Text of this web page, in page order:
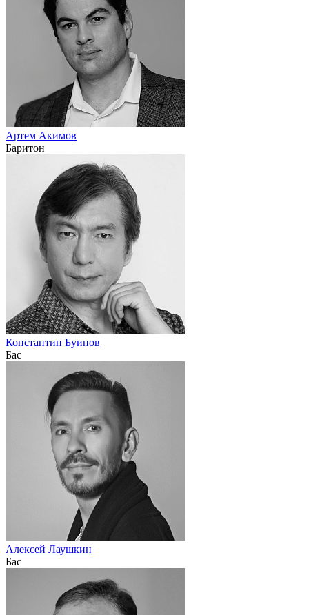
Артем Акимов
Баритон
Константин Буинов
Бас
Алексей Лаушкин
Бас